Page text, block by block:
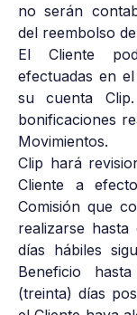
no serán
del reembolso
El Cliente
efectuadas en
su cuenta
bonificaciones
Movimientos.
Clip hará
Cliente a
Comisión que
realizarse
días hábiles
Beneficio
(treinta) días